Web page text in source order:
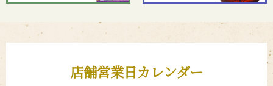
店舗営業日カレンダー